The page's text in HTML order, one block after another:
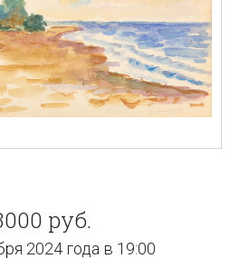
руб.
2024 года в 19:00